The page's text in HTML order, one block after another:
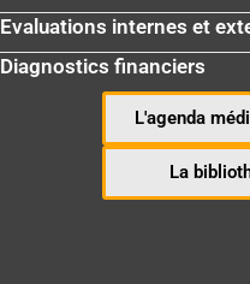
Evaluations internes et
Diagnostics financiers
L'agenda
La